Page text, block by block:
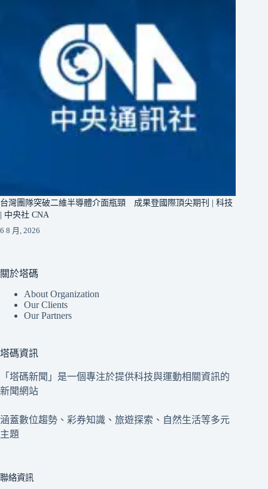
台灣團隊突破二維半導體介面瓶頸 成果登國際頂尖期刊 | 科技
| 中央社 CNA
6 8 月, 2026
關於塔碼
About Organization
Our Clients
Our Partners
塔碼資訊
「塔碼新聞」是一個專注於提供科技與運動相關資訊的
新聞網站
涵蓋數位趨勢、彩券知識、旅遊探索、自然生活等多元
主題
聯絡資訊